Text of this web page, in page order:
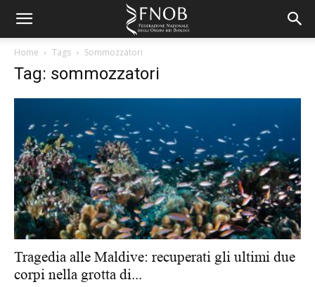
Home Tags Sommozzatori
Tag: sommozzatori
Tragedia alle Maldive: recuperati gli ultimi due
corpi nella grotta di...